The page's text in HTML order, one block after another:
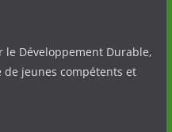
le Développement Durable,
jeunes compétents et